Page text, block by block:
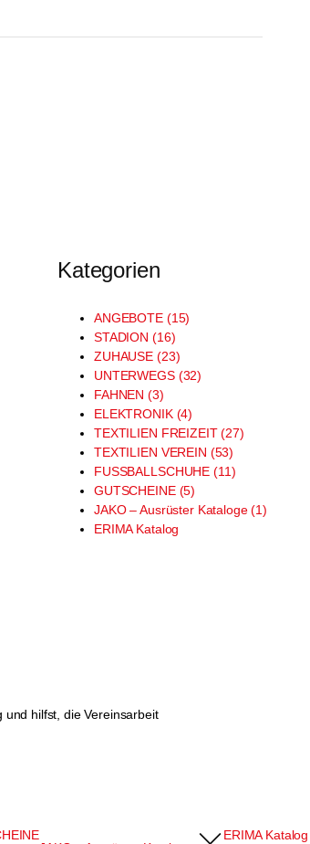
Kategorien
ANGEBOTE (15)
STADION (16)
ZUHAUSE (23)
UNTERWEGS (32)
FAHNEN (3)
ELEKTRONIK (4)
TEXTILIEN FREIZEIT (27)
TEXTILIEN VEREIN (53)
FUSSBALLSCHUHE (11)
GUTSCHEINE (5)
JAKO – Ausrüster Kataloge (1)
ERIMA Katalog
hilfst, die Vereinsarbeit
ERIMA Katalog